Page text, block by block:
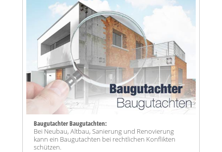
Baugutachter Baugutachten:
Bei Neubau, Altbau, Sanierung und Renovierung
kann ein Baugutachten bei rechtlichen Konflikten
schützen.